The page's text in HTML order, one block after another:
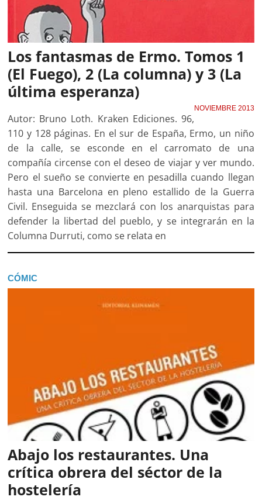
Los fantasmas de Ermo. Tomos 1
(El Fuego), 2 (La columna) y 3 (La
última esperanza)
NOVIEMBRE 2013
Autor: Bruno Loth. Kraken Ediciones. 96,
110 y 128 páginas. En el sur de España, Ermo, un niño
de la calle, se esconde en el carromato de una
compañía circense con el deseo de viajar y ver mundo.
Pero el sueño se convierte en pesadilla cuando llegan
hasta una Barcelona en pleno estallido de la Guerra
Civil. Enseguida se mezclará con los anarquistas para
defender la libertad del pueblo, y se integrarán en la
Columna Durruti, como se relata en
CÓMIC
Abajo los restaurantes. Una
crítica obrera del séctor de la
hostelería